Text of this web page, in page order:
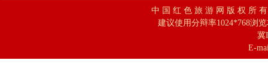
中 国 红 色 旅 游 网 版 权 所
建议使用分辩率1024*768浏
冀
E-